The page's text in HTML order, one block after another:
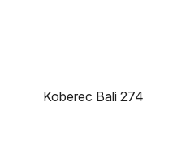
Koberec Bali 274